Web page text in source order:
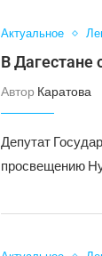
Актуальное
В Дагестане
Автор Каратова
Депутат
просвещению